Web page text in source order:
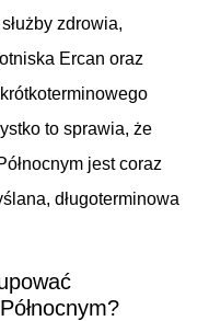
zdrowia,
Ercan oraz
to sprawia, że
jest coraz
długoterminowa